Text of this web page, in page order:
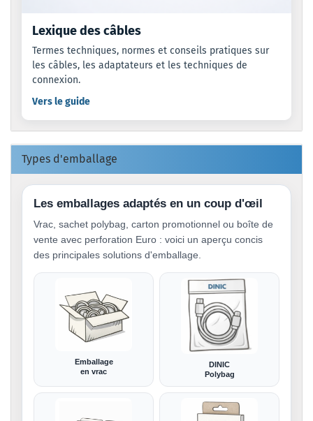
Lexique des câbles
Termes techniques, normes et conseils pratiques sur
les câbles, les adaptateurs et les techniques de
connexion.
Vers le guide
Types d'emballage
Les emballages adaptés en un coup d'œil
Vrac, sachet polybag, carton promotionnel ou boîte de
vente avec perforation Euro : voici un aperçu concis
des principales solutions d'emballage.
Emballage
en vrac
DINIC
Polybag